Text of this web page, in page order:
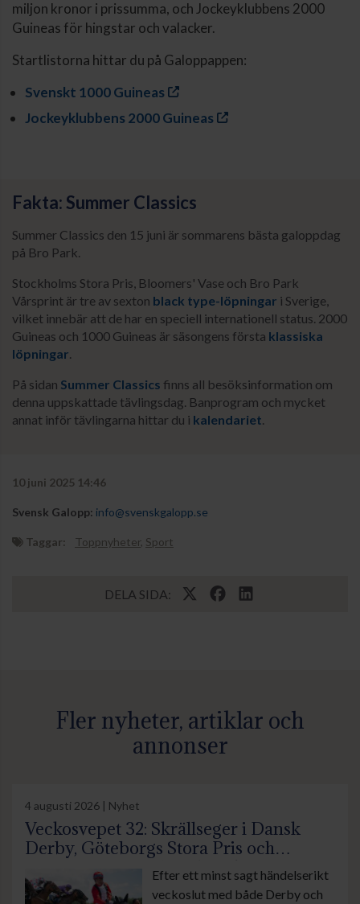
miljon kronor i prissumma, och Jockeyklubbens 2000
Guineas för hingstar och valacker.
Startlistorna hittar du på Galoppappen:
Svenskt 1000 Guineas
Jockeyklubbens 2000 Guineas
Fakta: Summer Classics
Summer Classics den 15 juni är sommarens bästa galoppdag
på Bro Park.
Stockholms Stora Pris, Bloomers' Vase och Bro Park
Vårsprint är tre av sexton black type-löpningar i Sverige,
vilket innebär att de har en speciell internationell status. 2000
Guineas och 1000 Guineas är säsongens första klassiska
löpningar.
På sidan Summer Classics finns all besöksinformation om
denna uppskattade tävlingsdag. Banprogram och mycket
annat inför tävlingarna hittar du i kalendariet.
10 juni 2025 14:46
Svensk Galopp: info@svenskgalopp.se
Taggar: Toppnyheter, Sport
DELA SIDA:
Fler nyheter, artiklar och
annonser
4 augusti 2026 | Nyhet
Veckosvepet 32: Skrällseger i Dansk
Derby, Göteborgs Stora Pris och
suverän insats av Lamborghini BF
Efter ett minst sagt händelserikt
veckoslut med både Derby och